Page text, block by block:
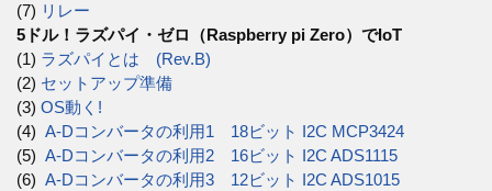
(7) リレー
5ドル！ラズパイ・ゼロ（Raspberry pi Zero）でIoT
(1) ラズパイとは (Rev.B)
(2) セットアップ準備
(3) OS動く!
(4) A-Dコンバータの利用1 18ビット I2C MCP3424
(5) A-Dコンバータの利用2 16ビット I2C ADS1115
(6) A-Dコンバータの利用3 12ビット I2C ADS1015